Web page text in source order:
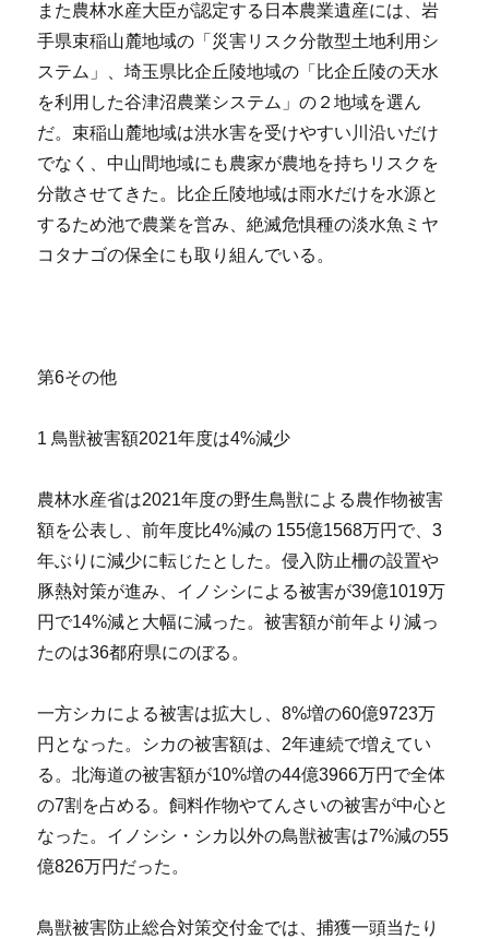
また農林水産大臣が認定する日本農業遺産には、岩
手県束稲山麓地域の「災害リスク分散型土地利用シ
ステム」、埼玉県比企丘陵地域の「比企丘陵の天水
を利用した谷津沼農業システム」の２地域を選ん
だ。束稲山麓地域は洪水害を受けやすい川沿いだけ
でなく、中山間地域にも農家が農地を持ちリスクを
分散させてきた。比企丘陵地域は雨水だけを水源と
するため池で農業を営み、絶滅危惧種の淡水魚ミヤ
コタナゴの保全にも取り組んでいる。
第6その他
1 鳥獣被害額2021年度は4%減少
農林水産省は2021年度の野生鳥獣による農作物被害
額を公表し、前年度比4%減の 155億1568万円で、3
年ぶりに減少に転じたとした。侵入防止柵の設置や
豚熱対策が進み、イノシシによる被害が39億1019万
円で14%減と大幅に減った。被害額が前年より減っ
たのは36都府県にのぼる。
一方シカによる被害は拡大し、8%増の60億9723万
円となった。シカの被害額は、2年連続で増えてい
る。北海道の被害額が10%増の44億3966万円で全体
の7割を占める。飼料作物やてんさいの被害が中心と
なった。イノシシ・シカ以外の鳥獣被害は7%減の55
億826万円だった。
鳥獣被害防止総合対策交付金では、捕獲一頭当たり